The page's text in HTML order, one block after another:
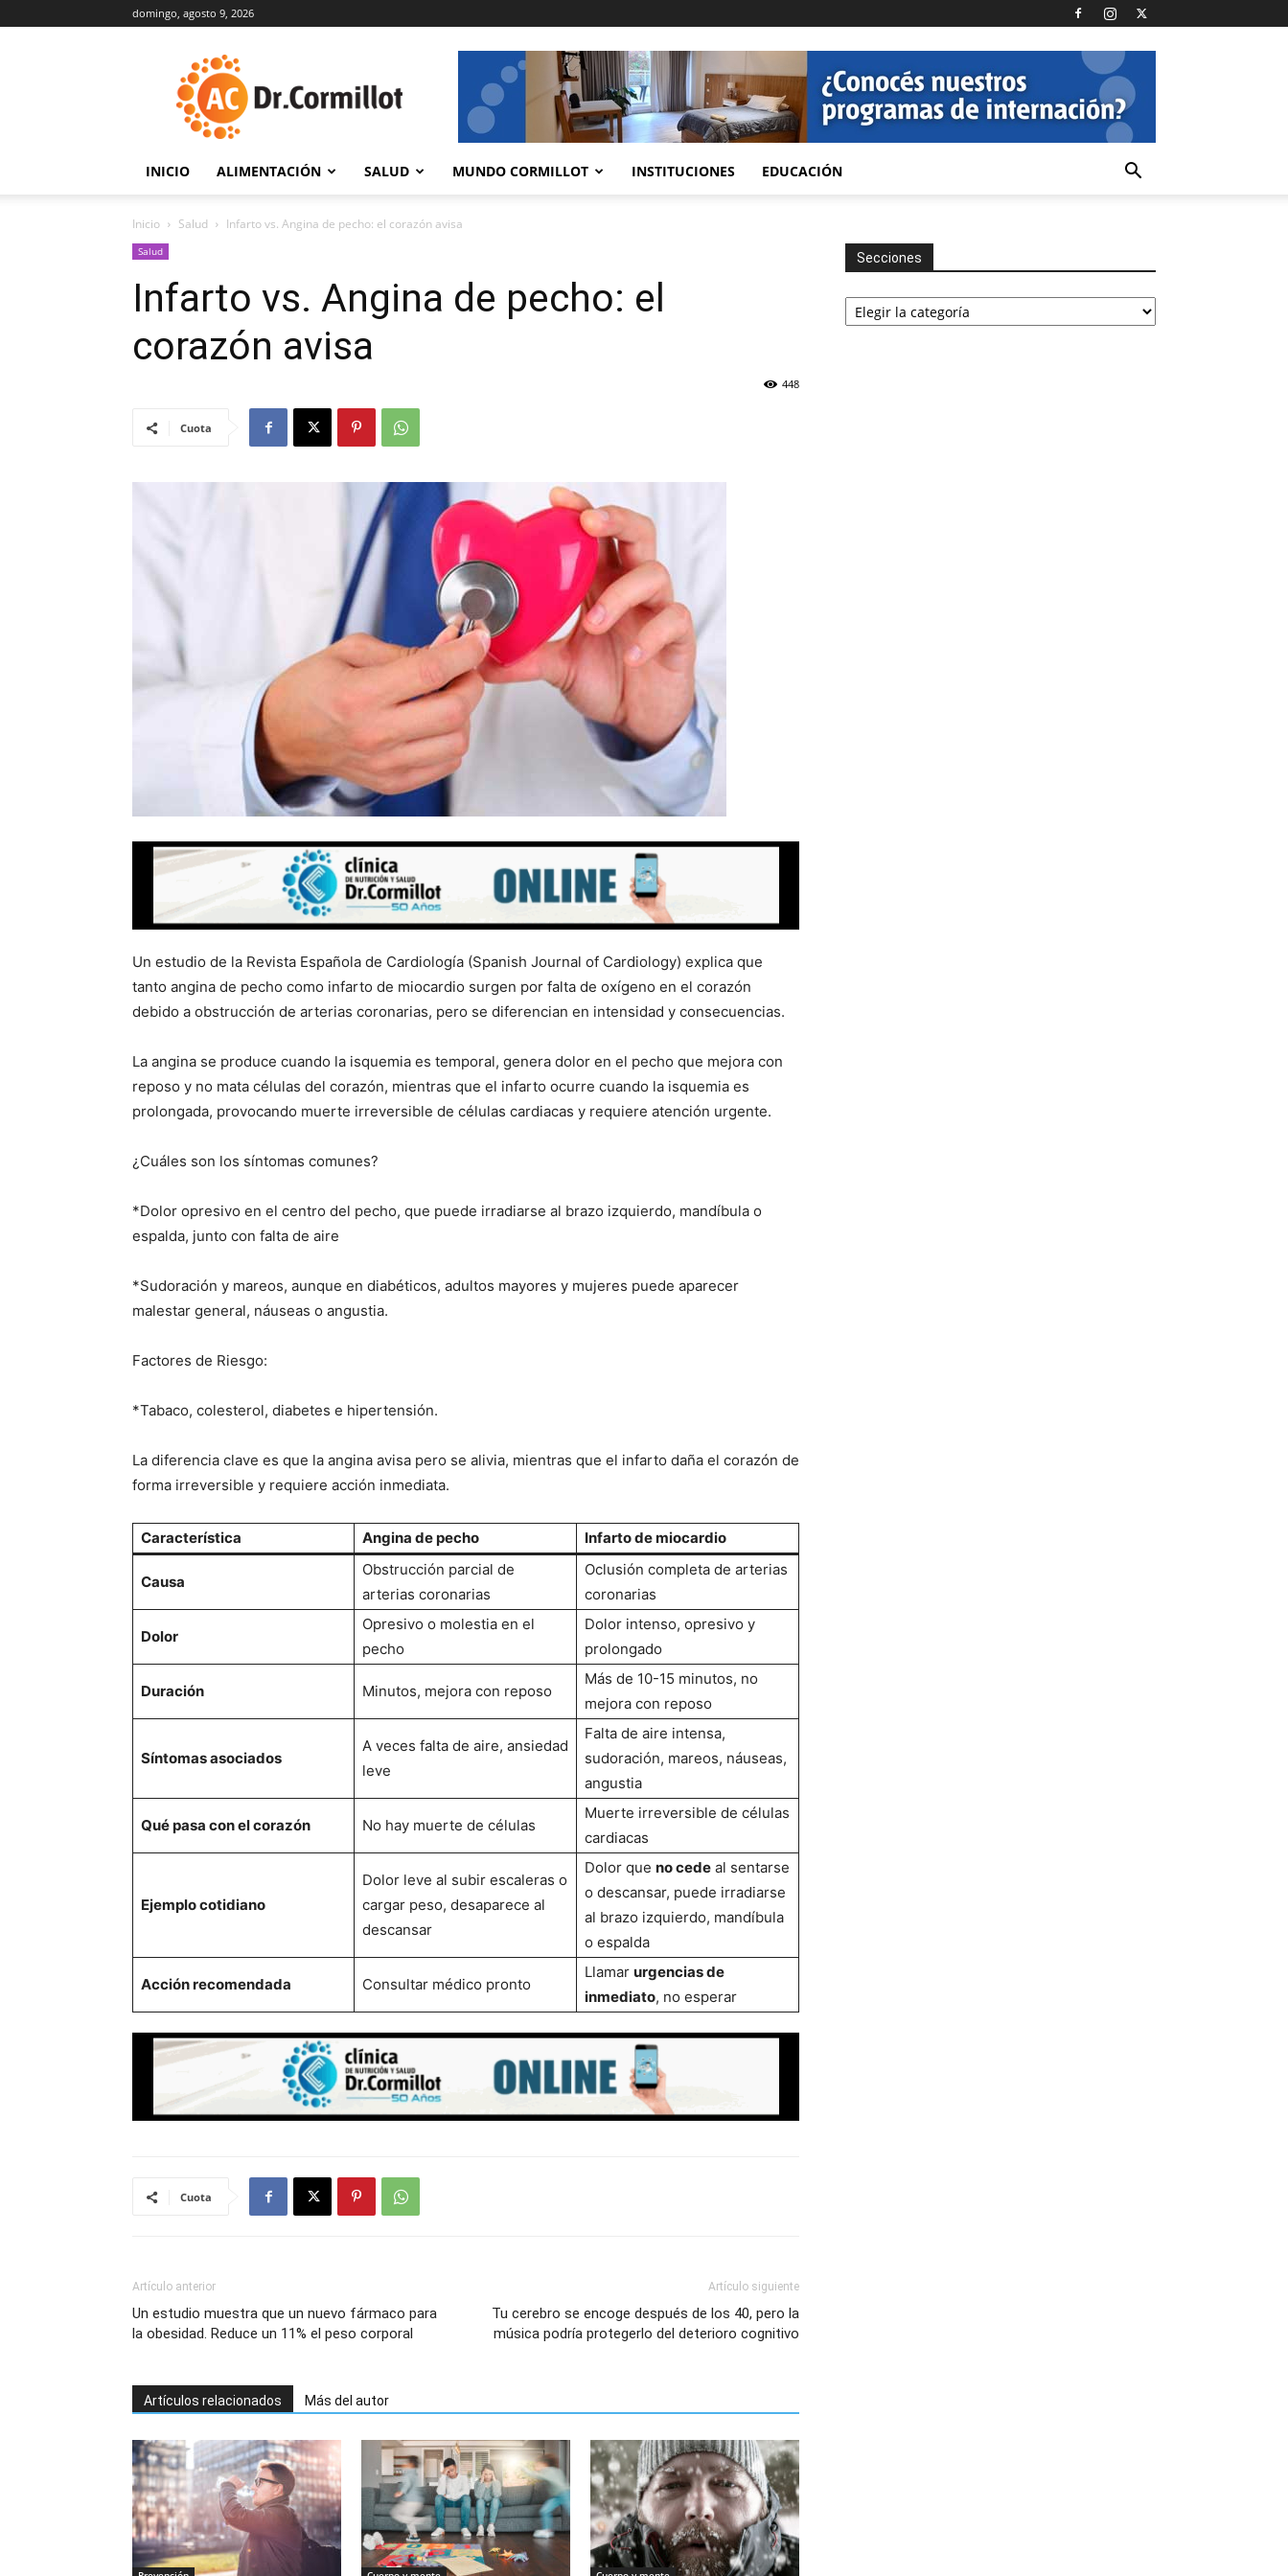
domingo, agosto 9, 2026
INICIO ALIMENTACIÓN SALUD MUNDO CORMILLOT INSTITUCIONES EDUCACIÓN
Inicio Salud Infarto vs. Angina de pecho: el corazón avisa
Salud
Infarto vs. Angina de pecho: el
corazón avisa
448
Cuota
Un estudio de la Revista Española de Cardiología (Spanish Journal of Cardiology) explica que
tanto angina de pecho como infarto de miocardio surgen por falta de oxígeno en el corazón
debido a obstrucción de arterias coronarias, pero se diferencian en intensidad y consecuencias.
La angina se produce cuando la isquemia es temporal, genera dolor en el pecho que mejora con
reposo y no mata células del corazón, mientras que el infarto ocurre cuando la isquemia es
prolongada, provocando muerte irreversible de células cardiacas y requiere atención urgente.
¿Cuáles son los síntomas comunes?
*Dolor opresivo en el centro del pecho, que puede irradiarse al brazo izquierdo, mandíbula o
espalda, junto con falta de aire
*Sudoración y mareos, aunque en diabéticos, adultos mayores y mujeres puede aparecer
malestar general, náuseas o angustia.
Factores de Riesgo:
*Tabaco, colesterol, diabetes e hipertensión.
La diferencia clave es que la angina avisa pero se alivia, mientras que el infarto daña el corazón de
forma irreversible y requiere acción inmediata.
Característica Angina de pecho Infarto de miocardio
Causa
Obstrucción parcial de
arterias coronarias
Oclusión completa de arterias
coronarias
Dolor
Opresivo o molestia en el
pecho
Dolor intenso, opresivo y
prolongado
Duración Minutos, mejora con reposo
Más de 10-15 minutos, no
mejora con reposo
Síntomas asociados
A veces falta de aire, ansiedad
leve
Falta de aire intensa,
sudoración, mareos, náuseas,
angustia
Qué pasa con el corazón No hay muerte de células
Muerte irreversible de células
cardiacas
Ejemplo cotidiano
Dolor leve al subir escaleras o
cargar peso, desaparece al
descansar
Dolor que no cede al sentarse
o descansar, puede irradiarse
al brazo izquierdo, mandíbula
o espalda
Acción recomendada Consultar médico pronto
Llamar urgencias de
inmediato, no esperar
Cuota
Artículo anterior
Un estudio muestra que un nuevo fármaco para
la obesidad. Reduce un 11% el peso corporal
Artículo siguiente
Tu cerebro se encoge después de los 40, pero la
música podría protegerlo del deterioro cognitivo
Artículos relacionados Más del autor
Secciones
Secciones